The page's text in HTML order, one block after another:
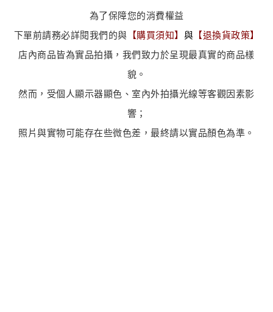
為了保障您的消費權益
下單前請務必詳閱我們的與 【購買須知】 與 【退換貨政策】
店內商品皆為實品拍攝，我們致力於呈現最真實的商品樣
貌。
然而，受個人顯示器顯色、室內外拍攝光線等客觀因素影
響；
照片與實物可能存在些微色差，最終請以實品顏色為準。